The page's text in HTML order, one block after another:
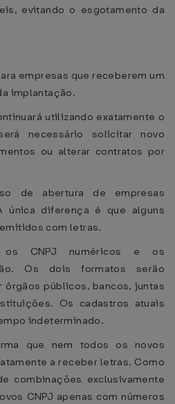
evitando o esgotamento da
empresas que receberem um
implantação.
utilizando exatamente o
necessário solicitar novo
ou alterar contratos por
de abertura de empresas
única diferença é que alguns
com letras.
os CNPJ numéricos e os
Os dois formatos serão
públicos, bancos, juntas
Os cadastros atuais
indeterminado.
que nem todos os novos
a receber letras. Como
combinações exclusivamente
CNPJ apenas com números